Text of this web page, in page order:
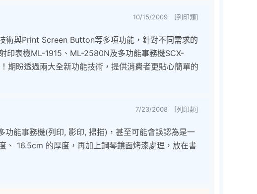
10/15/2009 [列印類]
術與Print Screen Button等多項功能，針對不同需求的
印表機ML-1915、ML-2580N及多功能事務機SCX-
盼透過兩大全新功能技術，提供消費者更貼心簡單的
7/23/2008 [列印類]
能事務機(列印, 影印, 掃描)，甚至可能會誤認為是一
16.5cm 的厚度，再加上鋼琴鏡面烤漆處理，放在書